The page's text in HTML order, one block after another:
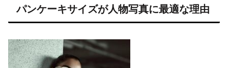
パンケーキサイズが人物写真に最適な理由